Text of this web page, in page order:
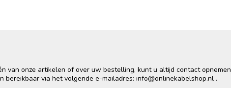
van onze artikelen of over uw bestelling, kunt u altijd contact opnemen
bereikbaar via het volgende e-mailadres: info@onlinekabelshop.nl .